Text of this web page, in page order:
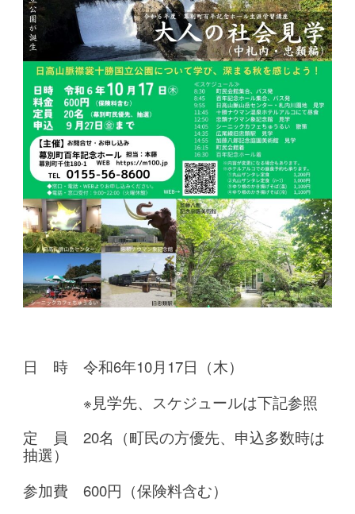
日 時令和6年10月17日（木）
※見学先、スケジュールは下記参照
定 員 20名（町民の方優先、申込多数時は
抽選）
参加費 600円（保険料含む）